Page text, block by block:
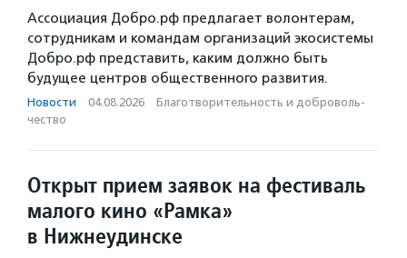
Ассоциация Добро.рф предлагает волонтерам,
сотрудникам и командам организаций экосистемы
Добро.рф представить, каким должно быть
будущее центров общественного развития.
Новости · 04.08.2026 · Благотвори­тель­ность и доброволь­
чест­во
Открыт прием заявок на фестиваль
малого кино «Рамка»
в Нижнеудинске